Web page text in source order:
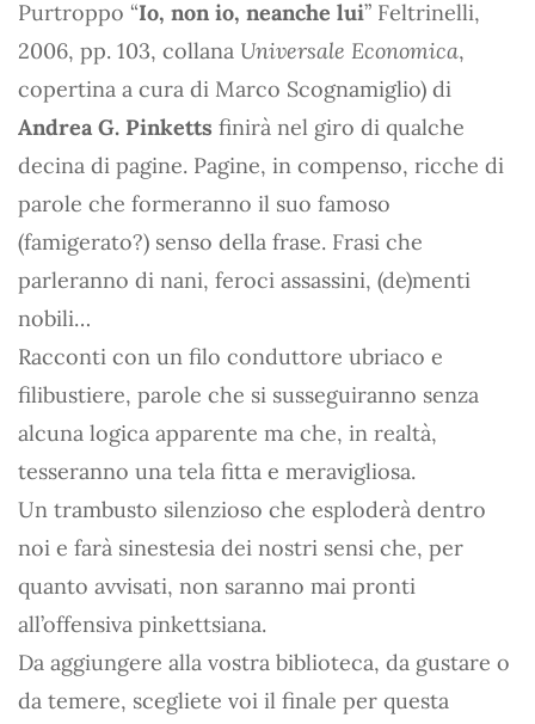
Purtroppo “Io, non io, neanche lui” Feltrinelli,
2006, pp. 103, collana Universale Economica,
copertina a cura di Marco Scognamiglio) di
Andrea G. Pinketts finirà nel giro di qualche
decina di pagine. Pagine, in compenso, ricche di
parole che formeranno il suo famoso
(famigerato?) senso della frase. Frasi che
parleranno di nani, feroci assassini, (de)menti
nobili…
Racconti con un filo conduttore ubriaco e
filibustiere, parole che si susseguiranno senza
alcuna logica apparente ma che, in realtà,
tesseranno una tela fitta e meravigliosa.
Un trambusto silenzioso che esploderà dentro
noi e farà sinestesia dei nostri sensi che, per
quanto avvisati, non saranno mai pronti
all’offensiva pinkettsiana.
Da aggiungere alla vostra biblioteca, da gustare o
da temere, scegliete voi il finale per questa